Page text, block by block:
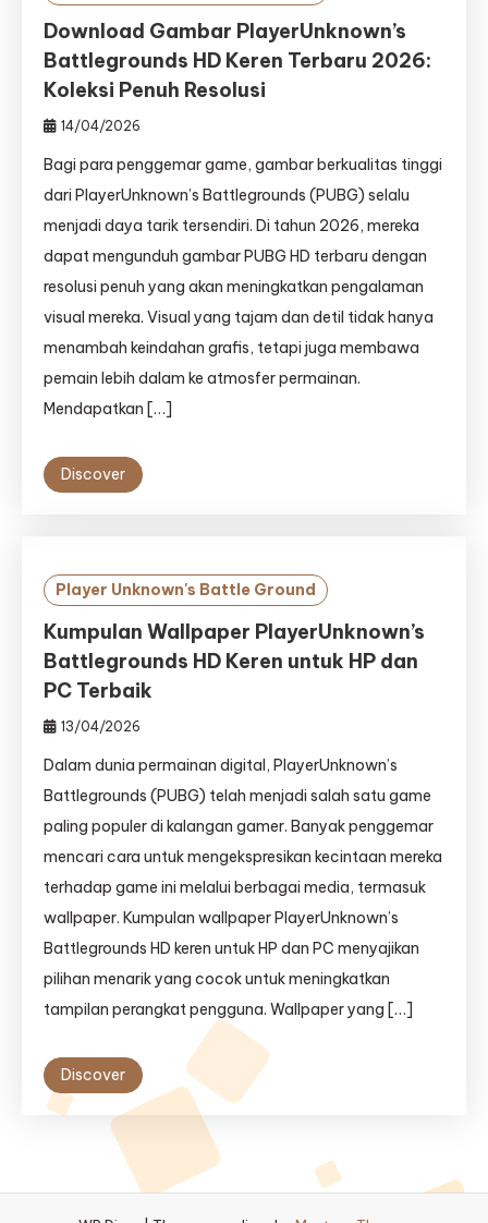
Download Gambar PlayerUnknown’s
Battlegrounds HD Keren Terbaru 2026:
Koleksi Penuh Resolusi
14/04/2026
Bagi para penggemar game, gambar berkualitas tinggi
dari PlayerUnknown’s Battlegrounds (PUBG) selalu
menjadi daya tarik tersendiri. Di tahun 2026, mereka
dapat mengunduh gambar PUBG HD terbaru dengan
resolusi penuh yang akan meningkatkan pengalaman
visual mereka. Visual yang tajam dan detil tidak hanya
menambah keindahan grafis, tetapi juga membawa
pemain lebih dalam ke atmosfer permainan.
Mendapatkan […]
Discover
Player Unknown's Battle Ground
Kumpulan Wallpaper PlayerUnknown’s
Battlegrounds HD Keren untuk HP dan
PC Terbaik
13/04/2026
Dalam dunia permainan digital, PlayerUnknown’s
Battlegrounds (PUBG) telah menjadi salah satu game
paling populer di kalangan gamer. Banyak penggemar
mencari cara untuk mengekspresikan kecintaan mereka
terhadap game ini melalui berbagai media, termasuk
wallpaper. Kumpulan wallpaper PlayerUnknown’s
Battlegrounds HD keren untuk HP dan PC menyajikan
pilihan menarik yang cocok untuk meningkatkan
tampilan perangkat pengguna. Wallpaper yang […]
Discover